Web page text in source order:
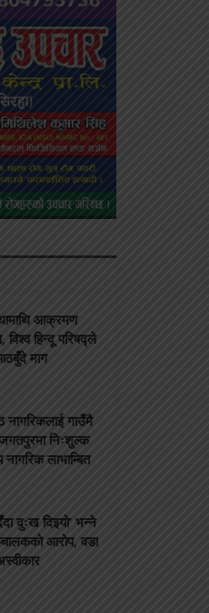
आक्रमण
हिन्दू परिषद्ले
माग
नागरिकलाई गाउँमै
निःशुल्क
लाभाम्बित
दुःख दिइयो’ भन्ने
आरोप, वडा